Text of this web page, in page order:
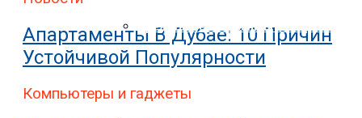
Представлена Охранная Камера
Апартаменты В Дубае: 10 Причин
Устойчивой Популярности
Компьютеры и гаджеты